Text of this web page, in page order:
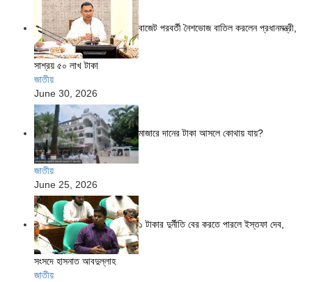
বাজেট পরবর্তী নৈশভোজ বাতিল করলেন প্রধানমন্ত্রী,
সাশ্রয় ৫০ লাখ টাকা
জাতীয়
June 30, 2026
মাজারে দানের টাকা আসলে কোথায় যায়?
জাতীয়
June 25, 2026
১ টাকার দুর্নীতি বের করতে পারলে ইস্তফা দেব,
সংসদে হাসনাত আবদুল্লাহ
জাতীয়